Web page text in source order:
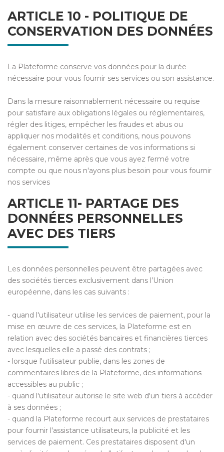
ARTICLE 10 - POLITIQUE DE
CONSERVATION DES DONNÉES
La Plateforme conserve vos données pour la durée
nécessaire pour vous fournir ses services ou son assistance.
Dans la mesure raisonnablement nécessaire ou requise
pour satisfaire aux obligations légales ou réglementaires,
régler des litiges, empêcher les fraudes et abus ou
appliquer nos modalités et conditions, nous pouvons
également conserver certaines de vos informations si
nécessaire, même après que vous ayez fermé votre
compte ou que nous n'ayons plus besoin pour vous fournir
nos services
ARTICLE 11- PARTAGE DES
DONNÉES PERSONNELLES
AVEC DES TIERS
Les données personnelles peuvent être partagées avec
des sociétés tierces exclusivement dans l’Union
européenne, dans les cas suivants :
- quand l'utilisateur utilise les services de paiement, pour la
mise en œuvre de ces services, la Plateforme est en
relation avec des sociétés bancaires et financières tierces
avec lesquelles elle a passé des contrats ;
- lorsque l'utilisateur publie, dans les zones de
commentaires libres de la Plateforme, des informations
accessibles au public ;
- quand l'utilisateur autorise le site web d'un tiers à accéder
à ses données ;
- quand la Plateforme recourt aux services de prestataires
pour fournir l'assistance utilisateurs, la publicité et les
services de paiement. Ces prestataires disposent d'un